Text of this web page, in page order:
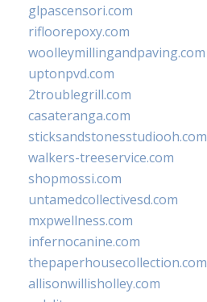
glpascensori.com
rifloorepoxy.com
woolleymillingandpaving.com
uptonpvd.com
2troublegrill.com
casateranga.com
sticksandstonesstudiooh.com
walkers-treeservice.com
shopmossi.com
untamedcollectivesd.com
mxpwellness.com
infernocanine.com
thepaperhousecollection.com
allisonwillisholley.com